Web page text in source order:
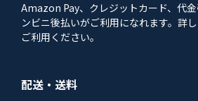
Amazon Pay、クレジットカード、代
ンビニ後払いがご利用になれます。詳
ご利用ください。
配送・送料